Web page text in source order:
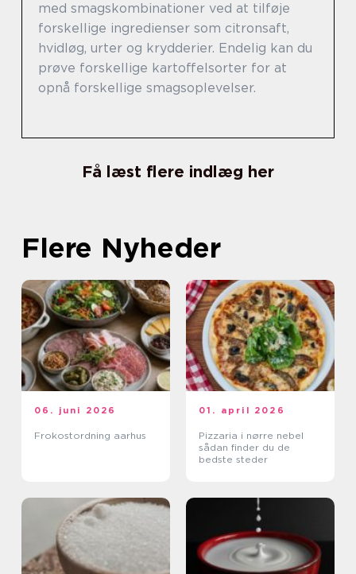
med smagskombinationer ved at tilføje
forskellige ingredienser som citronsaft,
hvidløg, urter og krydderier. Endelig kan du
prøve forskellige kartoffelsorter for at
opnå forskellige smagsoplevelser.
Få læst flere indlæg her
Flere Nyheder
06. juni 2026
Frokostordning aarhus
01. april 2026
Pizzaria i nørre nebel
sådan finder du de
bedste steder